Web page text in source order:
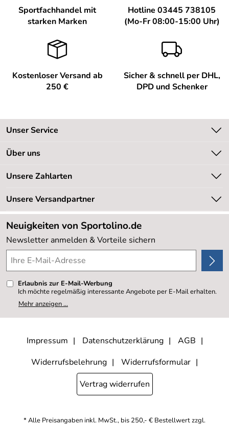
Sportfachhandel mit
starken Marken
Hotline 03445 738105
(Mo-Fr 08:00-15:00 Uhr)
Kostenloser Versand ab
250 €
Sicher & schnell per DHL,
DPD und Schenker
Unser Service
Kontakt
Newsletter
Retourenabwicklung
Lieferbedingungen
Kundenlogin
Über uns
Unsere Bestseller
Neu
Sale %
Kundenbewertungen (20.178)
4,8/5*****
Unsere Zahlarten
Unsere Versandpartner
Neuigkeiten von Sportolino.de
Newsletter anmelden & Vorteile sichern
Erlaubnis zur E-Mail-Werbung
Ich möchte regelmäßig interessante Angebote per E-Mail erhalten.
Meine E-Mail-Adresse wird nicht an andere Unternehmen
weitergegeben. Zu statistischen Zwecken wird in anonymer Form
kann ich jederzeit mit Wirkung für die Zukunft widerrufen, indem ich
den Link "Abmelden" am Ende des Newsletters anklicke oder die
Datenschutzerklärung habe ich zur Kenntnis genommen.
Mehr anzeigen ...
Impressum Datenschutzerklärung
AGB
Widerrufsbelehrung
Widerrufsformular
Vertrag widerrufen
* Alle Preisangaben inkl. MwSt., bis 250,- € Bestellwert zzgl.